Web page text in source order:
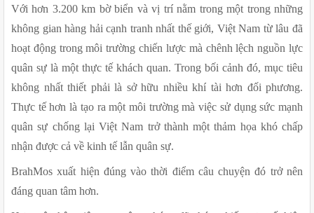
Với hơn 3.200 km bờ biển và vị trí nằm trong một trong những
không gian hàng hải cạnh tranh nhất thế giới, Việt Nam từ lâu đã
hoạt động trong môi trường chiến lược mà chênh lệch nguồn lực
quân sự là một thực tế khách quan. Trong bối cảnh đó, mục tiêu
không nhất thiết phải là sở hữu nhiều khí tài hơn đối phương.
Thực tế hơn là tạo ra một môi trường mà việc sử dụng sức mạnh
quân sự chống lại Việt Nam trở thành một thảm họa khó chấp
nhận được cả về kinh tế lẫn quân sự.
BrahMos xuất hiện đúng vào thời điểm câu chuyện đó trở nên
đáng quan tâm hơn.